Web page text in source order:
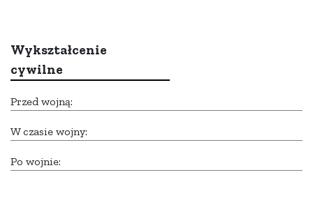
Wykształcenie
cywilne
Przed wojną:
W czasie wojny:
Po wojnie: